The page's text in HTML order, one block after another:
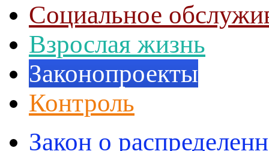
Социальное
Взрослая жизнь
Законопроекты
Контроль
Закон о